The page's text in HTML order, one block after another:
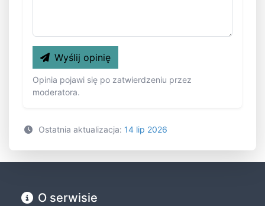
Wyślij opinię
Opinia pojawi się po zatwierdzeniu przez
moderatora.
Ostatnia aktualizacja: 14 lip 2026
O serwisie